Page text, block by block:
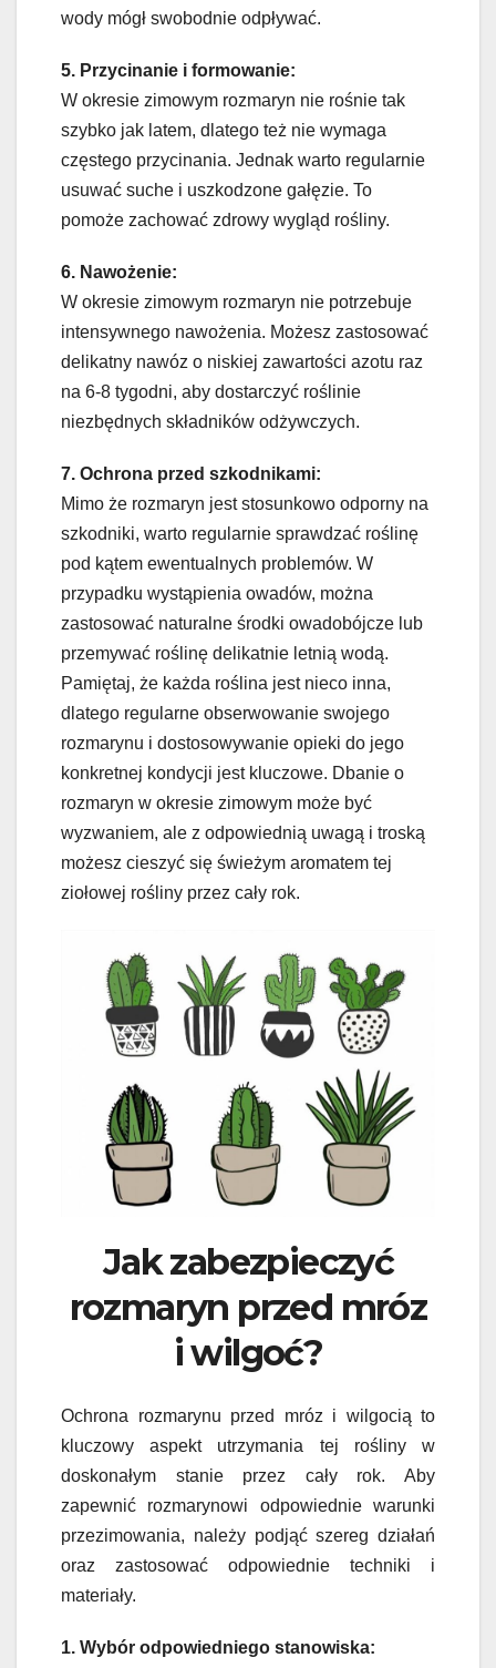
wody mógł swobodnie odpływać.
5. Przycinanie i formowanie:
W okresie zimowym rozmaryn nie rośnie tak
szybko jak latem, dlatego też nie wymaga
częstego przycinania. Jednak warto regularnie
usuwać suche i uszkodzone gałęzie. To
pomoże zachować zdrowy wygląd rośliny.
6. Nawożenie:
W okresie zimowym rozmaryn nie potrzebuje
intensywnego nawożenia. Możesz zastosować
delikatny nawóz o niskiej zawartości azotu raz
na 6-8 tygodni, aby dostarczyć roślinie
niezbędnych składników odżywczych.
7. Ochrona przed szkodnikami:
Mimo że rozmaryn jest stosunkowo odporny na
szkodniki, warto regularnie sprawdzać roślinę
pod kątem ewentualnych problemów. W
przypadku wystąpienia owadów, można
zastosować naturalne środki owadobójcze lub
przemywać roślinę delikatnie letnią wodą.
Pamiętaj, że każda roślina jest nieco inna,
dlatego regularne obserwowanie swojego
rozmarynu i dostosowywanie opieki do jego
konkretnej kondycji jest kluczowe. Dbanie o
rozmaryn w okresie zimowym może być
wyzwaniem, ale z odpowiednią uwagą i troską
możesz cieszyć się świeżym aromatem tej
ziołowej rośliny przez cały rok.
Jak zabezpieczyć
rozmaryn przed mróz
i wilgoć?
Ochrona rozmarynu przed mróz i wilgocią to
kluczowy aspekt utrzymania tej rośliny w
doskonałym stanie przez cały rok. Aby
zapewnić rozmarynowi odpowiednie warunki
przezimowania, należy podjąć szereg działań
oraz zastosować odpowiednie techniki i
materiały.
1. Wybór odpowiedniego stanowiska: